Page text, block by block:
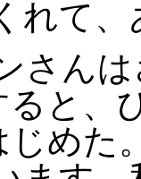
れて、
さん
と、
じめた